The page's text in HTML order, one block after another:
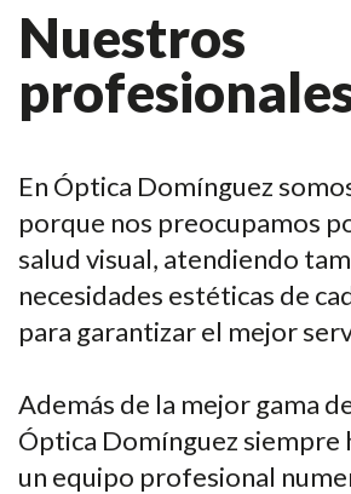
Nuestros
En Óptica Domínguez
porque nos preocupamos
salud visual, atendiendo
necesidades estéticas de
para garantizar el mejor
Además de la mejor gama
Óptica Domínguez siempre
un equipo profesional